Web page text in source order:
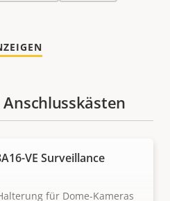
VE Surveillance
für Dome-Kameras